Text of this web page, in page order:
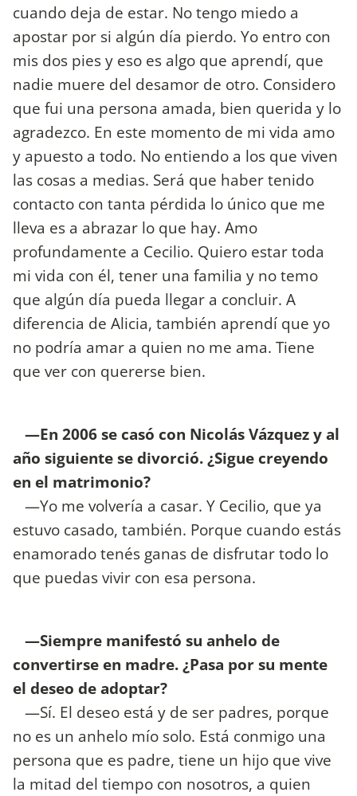
cuando deja de estar. No tengo miedo a
apostar por si algún día pierdo. Yo entro con
mis dos pies y eso es algo que aprendí, que
nadie muere del desamor de otro. Considero
que fui una persona amada, bien querida y lo
agradezco. En este momento de mi vida amo
y apuesto a todo. No entiendo a los que viven
las cosas a medias. Será que haber tenido
contacto con tanta pérdida lo único que me
lleva es a abrazar lo que hay. Amo
profundamente a Cecilio. Quiero estar toda
mi vida con él, tener una familia y no temo
que algún día pueda llegar a concluir. A
diferencia de Alicia, también aprendí que yo
no podría amar a quien no me ama. Tiene
que ver con quererse bien.
—En 2006 se casó con Nicolás Vázquez y al
año siguiente se divorció. ¿Sigue creyendo
en el matrimonio?
—Yo me volvería a casar. Y Cecilio, que ya
estuvo casado, también. Porque cuando estás
enamorado tenés ganas de disfrutar todo lo
que puedas vivir con esa persona.
—Siempre manifestó su anhelo de
convertirse en madre. ¿Pasa por su mente
el deseo de adoptar?
—Sí. El deseo está y de ser padres, porque
no es un anhelo mío solo. Está conmigo una
persona que es padre, tiene un hijo que vive
la mitad del tiempo con nosotros, a quien